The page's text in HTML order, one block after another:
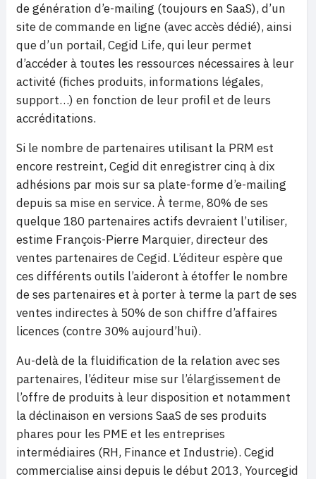
de génération d’e-mailing (toujours en SaaS), d’un
site de commande en ligne (avec accès dédié), ainsi
que d’un portail, Cegid Life, qui leur permet
d’accéder à toutes les ressources nécessaires à leur
activité (fiches produits, informations légales,
support…) en fonction de leur profil et de leurs
accréditations.
Si le nombre de partenaires utilisant la PRM est
encore restreint, Cegid dit enregistrer cinq à dix
adhésions par mois sur sa plate-forme d’e-mailing
depuis sa mise en service. À terme, 80% de ses
quelque 180 partenaires actifs devraient l’utiliser,
estime François-Pierre Marquier, directeur des
ventes partenaires de Cegid. L’éditeur espère que
ces différents outils l’aideront à étoffer le nombre
de ses partenaires et à porter à terme la part de ses
ventes indirectes à 50% de son chiffre d’affaires
licences (contre 30% aujourd’hui).
Au-delà de la fluidification de la relation avec ses
partenaires, l’éditeur mise sur l’élargissement de
l’offre de produits à leur disposition et notamment
la déclinaison en versions SaaS de ses produits
phares pour les PME et les entreprises
intermédiaires (RH, Finance et Industrie). Cegid
commercialise ainsi depuis le début 2013, Yourcegid